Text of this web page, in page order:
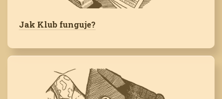
Jak Klub funguje?